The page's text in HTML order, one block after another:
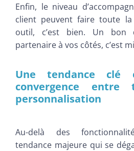
Enfin, le niveau
client peuvent faire toute
outil, c’est bien. Un
partenaire à vos côtés, c’est
Une tendance
convergence entre
personnalisation
Au-delà des
tendance majeure qui se